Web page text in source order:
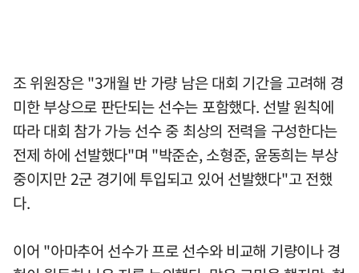
조 위원장은 "3개월 반 가량 남은 대회 기간을 고려해 경
미한 부상으로 판단되는 선수는 포함했다. 선발 원칙에
따라 대회 참가 가능 선수 중 최상의 전력을 구성한다는
전제 하에 선발했다"며 "박준순, 소형준, 윤동희는 부상
중이지만 2군 경기에 투입되고 있어 선발했다"고 전했
다.
이어 "아마추어 선수가 프로 선수와 비교해 기량이나 경